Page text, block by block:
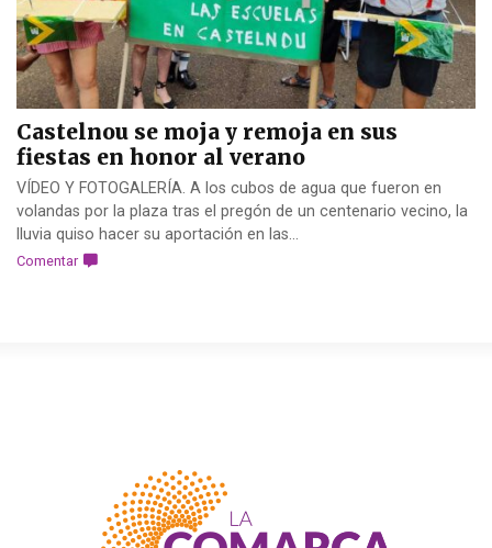
Castelnou se moja y remoja en sus
fiestas en honor al verano
VÍDEO Y FOTOGALERÍA. A los cubos de agua que fueron en
volandas por la plaza tras el pregón de un centenario vecino, la
lluvia quiso hacer su aportación en las...
Comentar